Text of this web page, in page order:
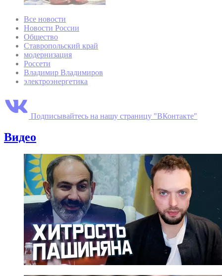
Все новости
Новости России
Общество
Ставропольский край
модернизация
Россети
Владимир Владимиров
электроэнергетика
Подписывайтесь на нашу страницу "ВКонтакте"
Видео